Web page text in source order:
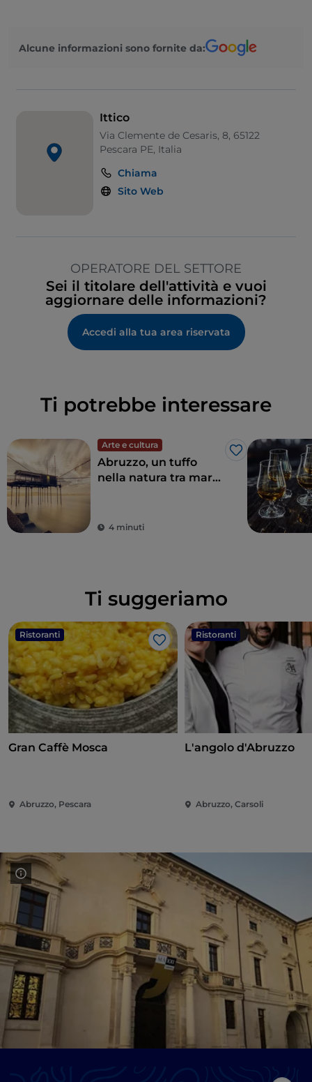
Alcune informazioni sono fornite da:
Ittico
Via Clemente de Cesaris, 8, 65122
Pescara PE, Italia
Chiama
Sito Web
OPERATORE DEL SETTORE
Sei il titolare dell'attività e vuoi
aggiornare delle informazioni?
Accedi alla tua area riservata
Ti potrebbe interessare
Arte e cultura
Like
Abruzzo, un tuffo
nella natura tra mare
4 minuti
Ti suggeriamo
Ristoranti
Like
Gran Caffè Mosca
Abruzzo, Pescara
Ristoranti
L'angolo d'Abruzzo
Abruzzo, Carsoli